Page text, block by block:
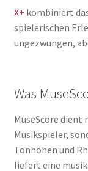
X+ kombiniert
spielerischen
ungezwungen,
Was
MuseScore
Musikspieler,
Tonhöhen und
liefert eine